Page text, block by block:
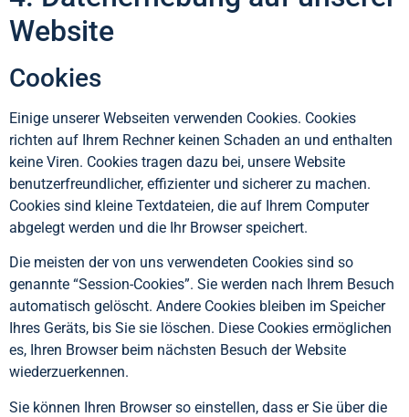
Website
Cookies
Einige unserer Webseiten verwenden Cookies. Cookies
richten auf Ihrem Rechner keinen Schaden an und enthalten
keine Viren. Cookies tragen dazu bei, unsere Website
benutzerfreundlicher, effizienter und sicherer zu machen.
Cookies sind kleine Textdateien, die auf Ihrem Computer
abgelegt werden und die Ihr Browser speichert.
Die meisten der von uns verwendeten Cookies sind so
genannte “Session-Cookies”. Sie werden nach Ihrem Besuch
automatisch gelöscht. Andere Cookies bleiben im Speicher
Ihres Geräts, bis Sie sie löschen. Diese Cookies ermöglichen
es, Ihren Browser beim nächsten Besuch der Website
wiederzuerkennen.
Sie können Ihren Browser so einstellen, dass er Sie über die